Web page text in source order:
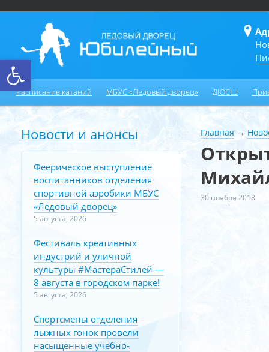
Открыть панель инструментов
Расписание катаний МБУС «Ледовый дворец» ДЮСШ
Главная →
30 ноября 2018
Новости и анонсы
Феерическое выступление
воспитанников отделения
спортивной аэробики МБУС
«Ледовый дворец»
5 августа, 2026
Фестиваль креативных
индустрий и уличной
культуры #МастераСтилей —
8 августа в городском парке!
5 августа, 2026
Спортсмены отделения
лыжных гонок провели
насыщенные учебно-